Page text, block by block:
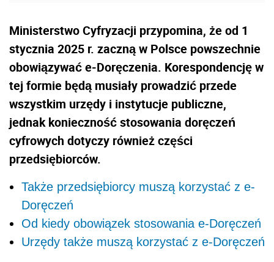
Ministerstwo Cyfryzacji przypomina, że od 1
stycznia 2025 r. zaczną w Polsce powszechnie
obowiązywać e-Doręczenia. Korespondencję w
tej formie będą musiały prowadzić przede
wszystkim urzędy i instytucje publiczne,
jednak konieczność stosowania doręczeń
cyfrowych dotyczy również części
przedsiębiorców.
Także przedsiębiorcy muszą korzystać z e-
Doręczeń
Od kiedy obowiązek stosowania e-Doręczeń
Urzędy także muszą korzystać z e-Doręczeń